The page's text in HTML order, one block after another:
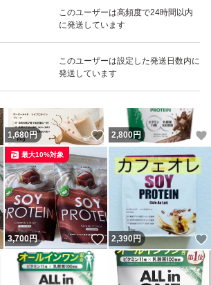
このユーザーは高頻度で24時間以内
に発送しています
このユーザーは設定した発送日数内に
発送しています
いいね！
2,880
いいね！
1,680円 いいね！
2,800円
いいね！
3,700円 いいね！
最大10%対象
2,390円